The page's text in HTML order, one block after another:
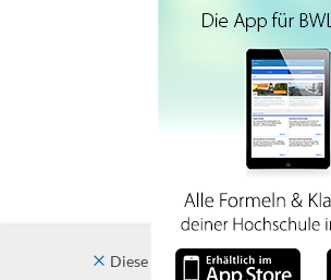
Diese Website verwendet